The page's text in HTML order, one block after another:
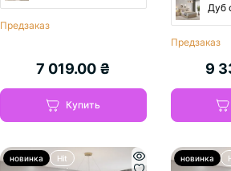
Предзаказ
7 019.00 ₴
Купить
Дуб
Предзаказ
9
новинка Hit новинка